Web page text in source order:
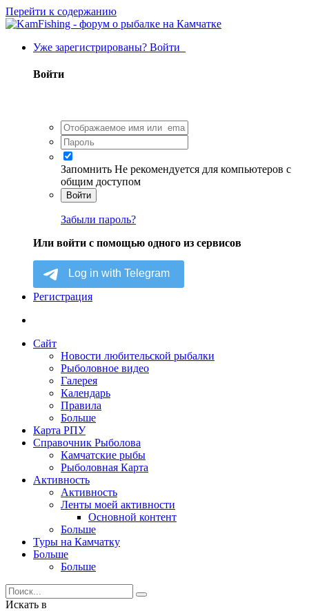
Перейти к содержанию
Уже зарегистрированы? Войти
Войти
Запомнить Не рекомендуется для компьютеров с
общим доступом
Войти
Забыли пароль?
Или войти с помощью одного из сервисов
Регистрация
Сайт
Новости любительской рыбалки
Рыболовное видео
Галерея
Календарь
Правила
Больше
Карта РПУ
Справочник Рыболова
Камчатские рыбы
Рыболовная Карта
Активность
Активность
Ленты моей активности
Основной контент
Больше
Туры на Камчатку
Больше
Больше
Искать в